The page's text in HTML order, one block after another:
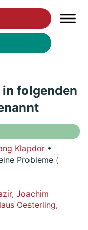
folgenden
Klapdor •
Probleme (
, Joachim
Oesterling,